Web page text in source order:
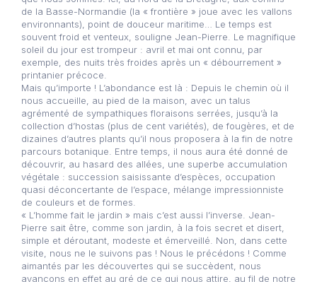
de la Basse-Normandie (la « frontière » joue avec les vallons
environnants), point de douceur maritime… Le temps est
souvent froid et venteux, souligne Jean-Pierre. Le magnifique
soleil du jour est trompeur : avril et mai ont connu, par
exemple, des nuits très froides après un « débourrement »
printanier précoce.
Mais qu’importe ! L’abondance est là : Depuis le chemin où il
nous accueille, au pied de la maison, avec un talus
agrémenté de sympathiques floraisons serrées, jusqu’à la
collection d’hostas (plus de cent variétés), de fougères, et de
dizaines d’autres plants qu’il nous proposera à la fin de notre
parcours botanique. Entre temps, il nous aura été donné de
découvrir, au hasard des allées, une superbe accumulation
végétale : succession saisissante d’espèces, occupation
quasi déconcertante de l’espace, mélange impressionniste
de couleurs et de formes.
« L’homme fait le jardin » mais c’est aussi l’inverse. Jean-
Pierre sait être, comme son jardin, à la fois secret et disert,
simple et déroutant, modeste et émerveillé. Non, dans cette
visite, nous ne le suivons pas ! Nous le précédons ! Comme
aimantés par les découvertes qui se succèdent, nous
avançons en effet au gré de ce qui nous attire, au fil de notre